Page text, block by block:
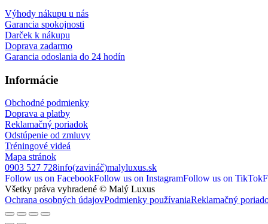
Výhody nákupu u nás
Garancia spokojnosti
Darček k nákupu
Doprava zadarmo
Garancia odoslania do 24 hodín
Informácie
Obchodné podmienky
Doprava a platby
Reklamačný poriadok
Odstúpenie od zmluvy
Tréningové videá
Mapa stránok
0903 527 728info(zavináč)malyluxus.sk
Follow us on FacebookFollow us on InstagramFollow us on TikTok
Všetky práva vyhradené © Malý Luxus
Ochrana osobných údajovPodmienky používaniaReklamačný